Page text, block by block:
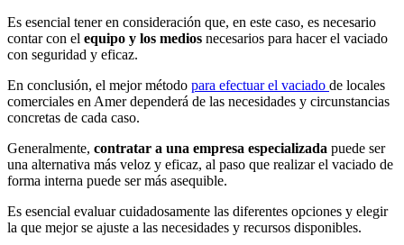
Es esencial tener en consideración que, en este caso, es necesario
contar con el equipo y los medios necesarios para hacer el vaciado
con seguridad y eficaz.
En conclusión, el mejor método para efectuar el vaciado de locales
comerciales en Amer dependerá de las necesidades y circunstancias
concretas de cada caso.
Generalmente, contratar a una empresa especializada puede ser
una alternativa más veloz y eficaz, al paso que realizar el vaciado de
forma interna puede ser más asequible.
Es esencial evaluar cuidadosamente las diferentes opciones y elegir
la que mejor se ajuste a las necesidades y recursos disponibles.